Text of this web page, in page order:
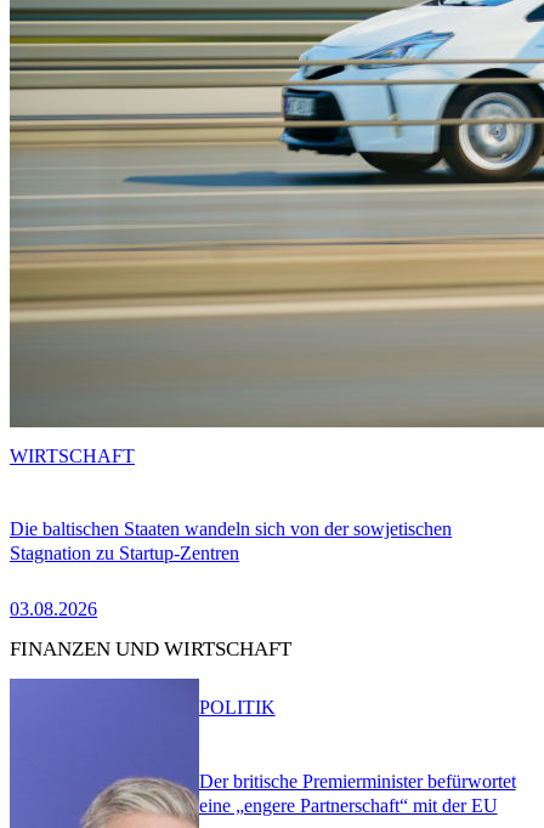
Die baltischen Staaten wandeln sich von der sowjetischen
Stagnation zu Startup-Zentren
03.08.2026
WIRTSCHAFT
FINANZEN UND WIRTSCHAFT
Der britische Premierminister befürwortet
eine „engere Partnerschaft“ mit der EU
POLITIK